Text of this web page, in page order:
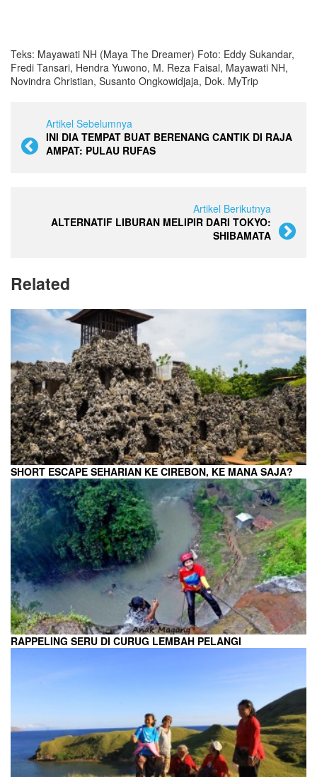
Teks: Mayawati NH (Maya The Dreamer) Foto: Eddy Sukandar,
Fredi Tansari, Hendra Yuwono, M. Reza Faisal, Mayawati NH,
Novindra Christian, Susanto Ongkowidjaja, Dok. MyTrip
Artikel Sebelumnya
INI DIA TEMPAT BUAT BERENANG CANTIK DI RAJA
AMPAT: PULAU RUFAS
Artikel Berikutnya
ALTERNATIF LIBURAN MELIPIR DARI TOKYO:
SHIBAMATA
Related
SHORT ESCAPE SEHARIAN KE CIREBON, KE MANA SAJA?
RAPPELING SERU DI CURUG LEMBAH PELANGI